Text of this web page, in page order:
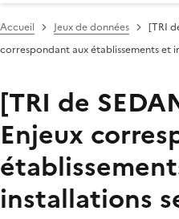
Accueil Jeux de données
[TRI
correspondant aux établissements et
[TRI de
Enjeux
installations